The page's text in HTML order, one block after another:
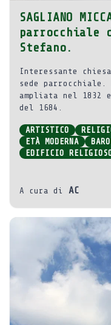
SAGLIANO
parrocchiale
Stefano.
Interessante
sede
ampliata nel 1832
del 1684.
ARTISTICO
ETÀ MODERNA
EDIFICIO
A cura di AC